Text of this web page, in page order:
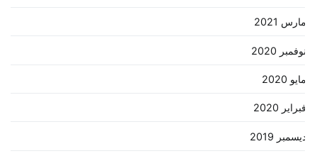
2021
2020
2020
2020
2019